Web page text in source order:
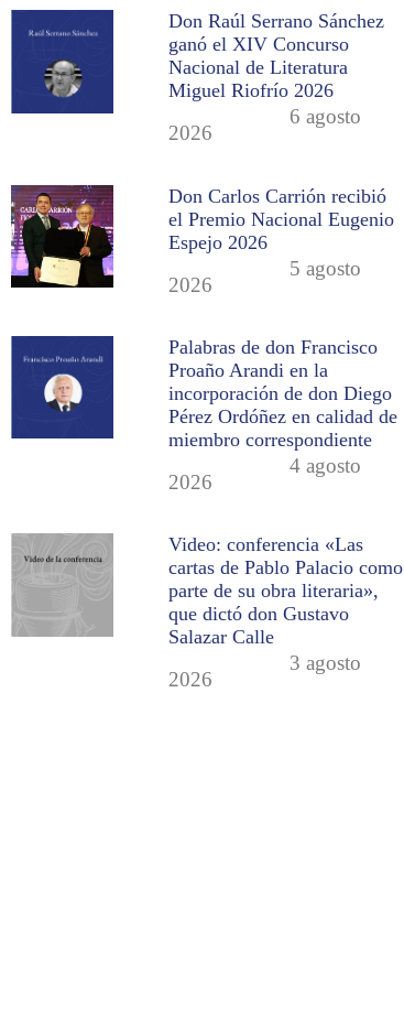
Don Raúl Serrano Sánchez
ganó el XIV Concurso
Nacional de Literatura
Miguel Riofrío 2026
6 agosto
2026
Don Carlos Carrión recibió
el Premio Nacional Eugenio
Espejo 2026
5 agosto
2026
Palabras de don Francisco
Proaño Arandi en la
incorporación de don Diego
Pérez Ordóñez en calidad de
miembro correspondiente
4 agosto
2026
Video: conferencia «Las
cartas de Pablo Palacio como
parte de su obra literaria»,
que dictó don Gustavo
Salazar Calle
3 agosto
2026